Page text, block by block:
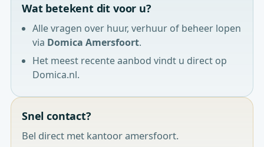
Wat betekent dit voor u?
Alle vragen over huur, verhuur of beheer lopen
via Domica Amersfoort.
Het meest recente aanbod vindt u direct op
Domica.nl.
Snel contact?
Bel direct met kantoor amersfoort.